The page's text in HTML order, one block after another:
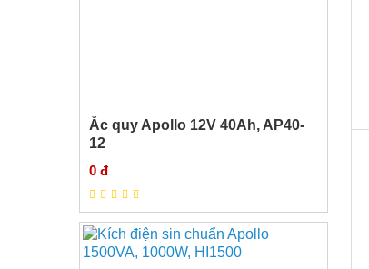
Ắc quy Apollo 12V 40Ah, AP40-
12
0 đ